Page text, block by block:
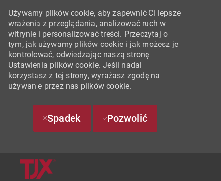
Używamy plików cookie, aby zapewnić Ci lepsze
wrażenia z przeglądania, analizować ruch w
witrynie i personalizować treści. Przeczytaj o
tym, jak używamy plików cookie i jak możesz je
kontrolować, odwiedzając naszą stronę
Ustawienia plików cookie. Jeśli nadal
korzystasz z tej strony, wyrażasz zgodę na
używanie przez nas plików cookie.
Spadek Pozwolić